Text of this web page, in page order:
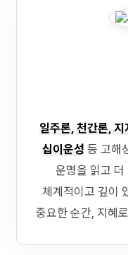
일주론, 천간론, 지
십이운성 등 고해
운명을 읽고
체계적이고 깊이
중요한 순간, 지혜